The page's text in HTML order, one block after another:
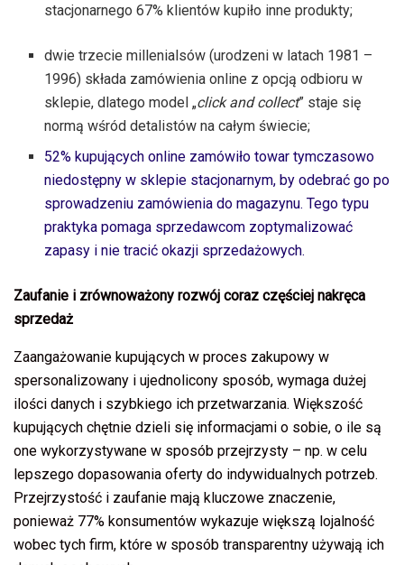
stacjonarnego 67% klientów kupiło inne produkty;
dwie trzecie millenialsów (urodzeni w latach 1981 –
1996) składa zamówienia online z opcją odbioru w
sklepie, dlatego model „click and collect” staje się
normą wśród detalistów na całym świecie;
52% kupujących online zamówiło towar tymczasowo
niedostępny w sklepie stacjonarnym, by odebrać go po
sprowadzeniu zamówienia do magazynu. Tego typu
praktyka pomaga sprzedawcom zoptymalizować
zapasy i nie tracić okazji sprzedażowych.
Zaufanie i zrównoważony rozwój coraz częściej nakręca
sprzedaż
Zaangażowanie kupujących w proces zakupowy w
spersonalizowany i ujednolicony sposób, wymaga dużej
ilości danych i szybkiego ich przetwarzania. Większość
kupujących chętnie dzieli się informacjami o sobie, o ile są
one wykorzystywane w sposób przejrzysty – np. w celu
lepszego dopasowania oferty do indywidualnych potrzeb.
Przejrzystość i zaufanie mają kluczowe znaczenie,
ponieważ 77% konsumentów wykazuje większą lojalność
wobec tych firm, które w sposób transparentny używają ich